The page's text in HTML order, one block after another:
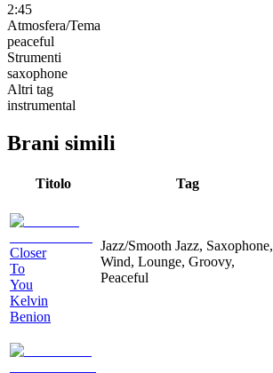
2:45
Atmosfera/Tema
peaceful
Strumenti
saxophone
Altri tag
instrumental
Brani simili
Titolo Tag
Closer
To
You
Kelvin
Benion
Jazz/Smooth Jazz, Saxophone,
Wind, Lounge, Groovy,
Peaceful